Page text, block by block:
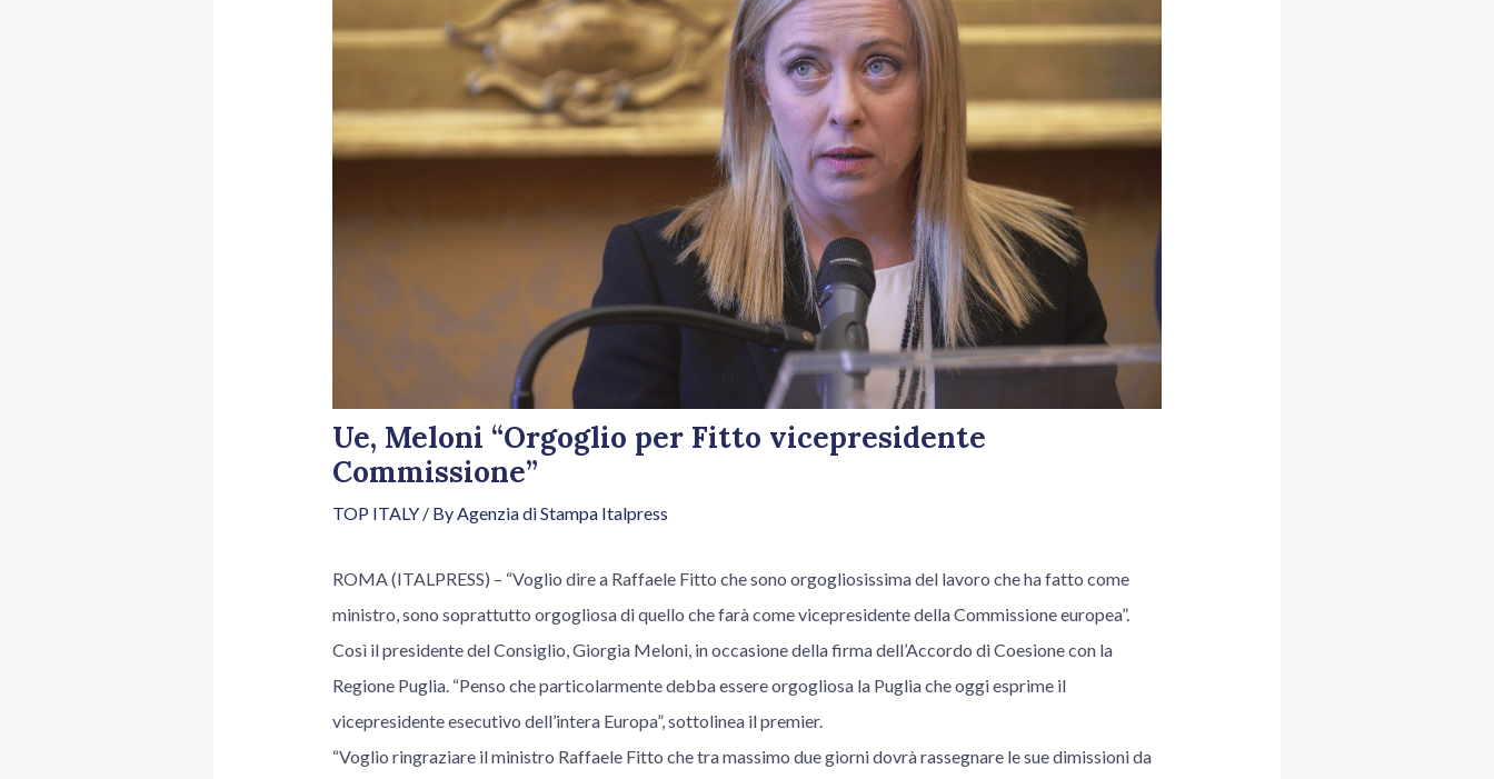
Ue, Meloni “Orgoglio per Fitto vicepresidente
Commissione”
TOP ITALY/ By Agenzia di Stampa Italpress
ROMA (ITALPRESS) – “Voglio dire a Raffaele Fitto che sono orgogliosissima del lavoro che ha fatto come
ministro, sono soprattutto orgogliosa di quello che farà come vicepresidente della Commissione europea”.
Così il presidente del Consiglio, Giorgia Meloni, in occasione della firma dell’Accordo di Coesione con la
Regione Puglia. “Penso che particolarmente debba essere orgogliosa la Puglia che oggi esprime il
vicepresidente esecutivo dell’intera Europa”, sottolinea il premier.
“Voglio ringraziare il ministro Raffaele Fitto che tra massimo due giorni dovrà rassegnare le sue dimissioni da